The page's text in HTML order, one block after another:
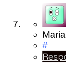
Maria
#